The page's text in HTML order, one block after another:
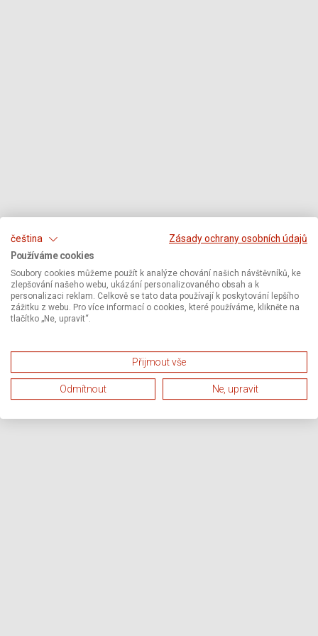
čeština
Zásady ochrany osobních údajů
Používáme cookies
Soubory cookies můžeme použít k analýze chování našich návštěvníků, ke
zlepšování našeho webu, ukázání personalizovaného obsah a k
personalizaci reklam. Celkově se tato data používají k poskytování lepšího
zážitku z webu. Pro více informací o cookies, které používáme, klikněte na
tlačítko „Ne, upravit“.
Přijmout vše
Odmítnout Ne, upravit